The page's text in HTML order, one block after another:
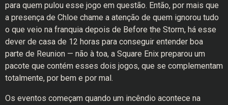
para quem pulou esse jogo em questão. Então, por mais que
a presença de Chloe chame a atenção de quem ignorou tudo
o que veio na franquia depois de Before the Storm, há esse
dever de casa de 12 horas para conseguir entender boa
parte de Reunion — não à toa, a Square Enix preparou um
pacote que contém esses dois jogos, que se complementam
totalmente, por bem e por mal.
Os eventos começam quando um incêndio acontece na